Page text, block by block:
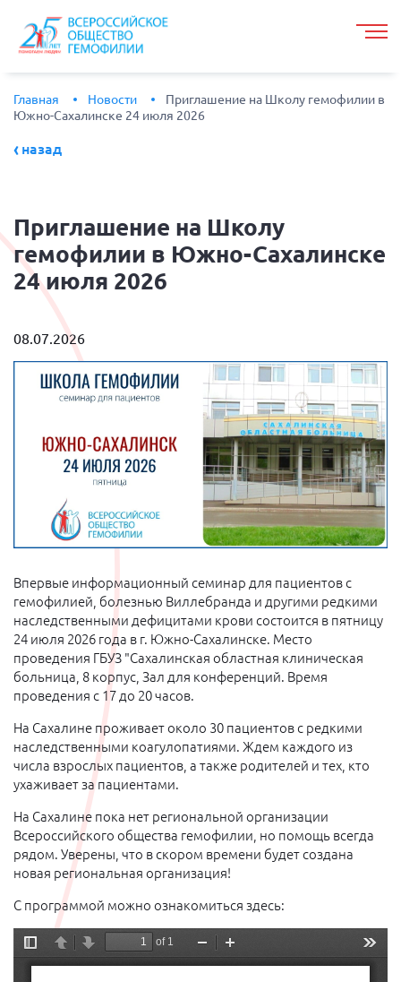
Главная Новости
Приглашение на Школу гемофилии в
Южно-Сахалинске 24 июля 2026
назад
Приглашение на Школу
гемофилии в Южно-Сахалинске
24 июля 2026
08.07.2026
Впервые информационный семинар для пациентов с
гемофилией, болезнью Виллебранда и другими редкими
наследственными дефицитами крови состоится в пятницу
24 июля 2026 года в г. Южно-Сахалинске. Место
проведения ГБУЗ "Сахалинская областная клиническая
больница, 8 корпус, Зал для конференций. Время
проведения с 17 до 20 часов.
На Сахалине проживает около 30 пациентов с редкими
наследственными коагулопатиями. Ждем каждого из
числа взрослых пациентов, а также родителей и тех, кто
ухаживает за пациентами.
На Сахалине пока нет региональной организации
Всероссийского общества гемофилии, но помощь всегда
рядом. Уверены, что в скором времени будет создана
новая региональная организация!
С программой можно ознакомиться здесь: